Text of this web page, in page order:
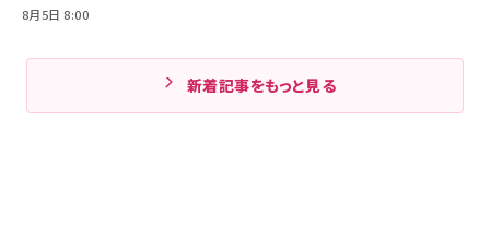
8月5日 8:00
新着記事をもっと見る